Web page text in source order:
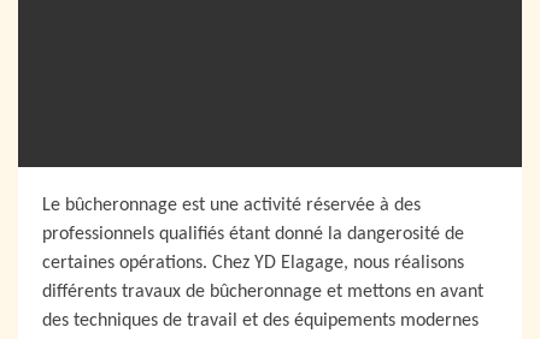
Le bûcheronnage est une activité réservée à des
professionnels qualifiés étant donné la dangerosité de
certaines opérations. Chez YD Elagage, nous réalisons
différents travaux de bûcheronnage et mettons en avant
des techniques de travail et des équipements modernes